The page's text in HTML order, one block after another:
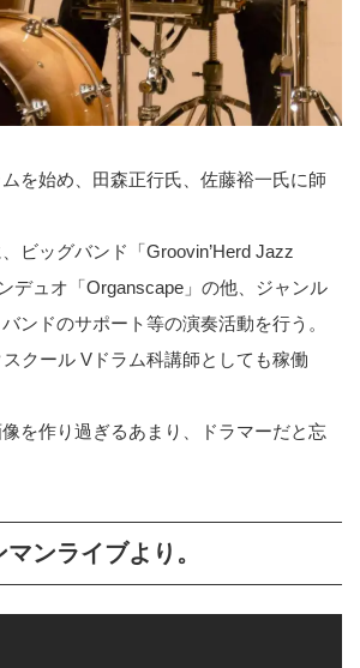
出演した夕張が生んだ歌姫「MASAKO」さんが、11月夕張で音楽のイ
ほど正式に決まりましたらお知らせいたします。とき11月4日(土)場所
夕張市在住のシンガー緑と芸術の街・夕張で生まれ育ち、道内の
演する他、北海道随一の老舗ビッグバンド・Groovin Herd Jazz Orchest
り夕張の斎藤朝翠氏に師事し民謡を始め、その後様々な大会に出場し入
を始め、田森正行氏、佐藤裕一氏に師
ビッグバンド「Groovin’Herd Jazz
デュオ「Organscape」の他、ジャンル
ンドのサポート等の演奏活動を行う。
クール Vドラム科講師としても稼働
を作り過ぎるあまり、ドラマーだと忘
ンライブより。